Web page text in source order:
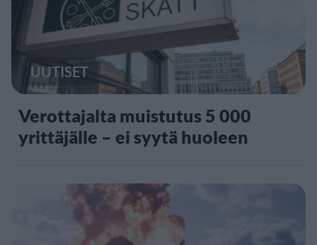
UUTISET
Verottajalta muistutus 5 000
yrittäjälle – ei syytä huoleen